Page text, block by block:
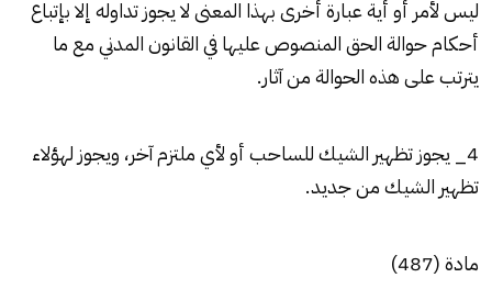
ليس لأمر أو أية عبارة أخرى بهذا المعنى لا يجوز تداوله إلا بإتباع
أحكام حوالة الحق المنصوص عليها في القانون المدني مع ما
يترتب على هذه الحوالة من آثار.
4_ يجوز تظهير الشيك للساحب أو لأي ملتزم آخر، ويجوز لهؤلاء
تظهير الشيك من جديد.
مادة (487)